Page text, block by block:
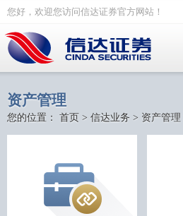
您好，欢迎您访问信达证券官方网站！
资产管理
您的位置： 首页 > 信达业务 > 资产管理